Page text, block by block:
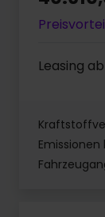
Leasing